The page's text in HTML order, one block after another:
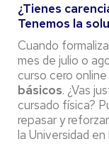
¿Tienes
Tenemos la
Cuando
mes de julio o
curso cero
básicos. ¿Vas
cursado física?
repasar y
la Universidad